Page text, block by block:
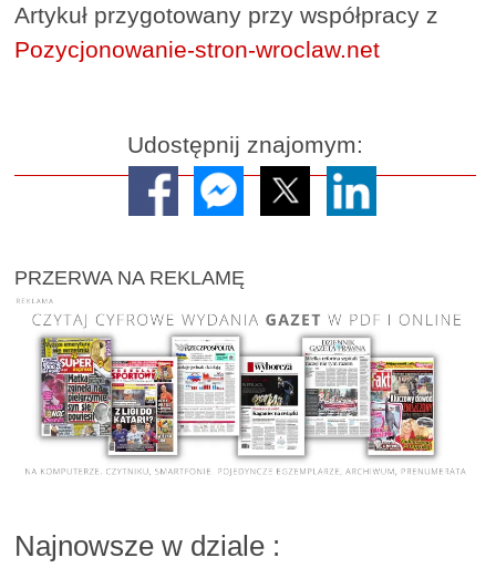
Artykuł przygotowany przy współpracy z
Pozycjonowanie-stron-wroclaw.net
Udostępnij znajomym:
PRZERWA NA REKLAMĘ
Najnowsze w dziale :